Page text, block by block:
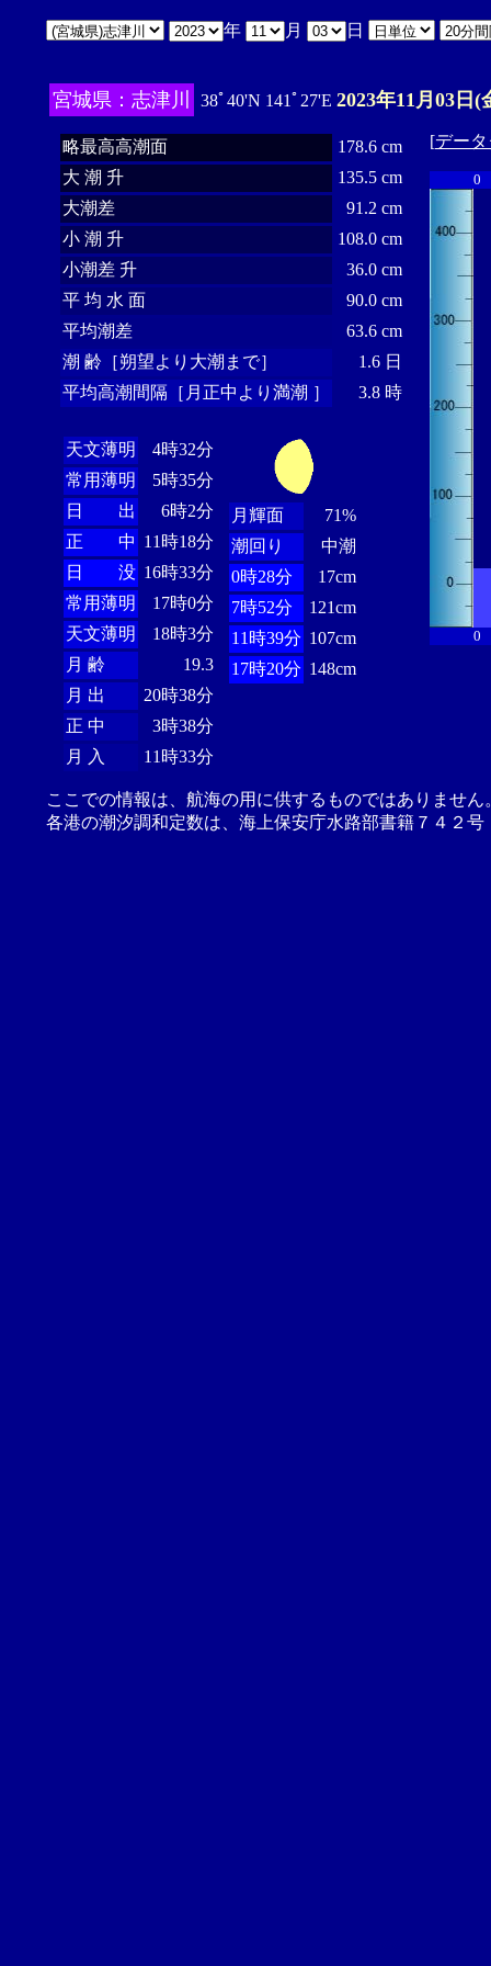
年 月 日
宮城県：志津川 38ﾟ40'N 141ﾟ27'E 2023年11月03日(
略最高高潮面
178.6 cm
大 潮 升
135.5 cm
大潮差
91.2 cm
小 潮 升
108.0 cm
小潮差 升
36.0 cm
平 均 水 面
90.0 cm
平均潮差
63.6 cm
潮 齢［朔望より大潮まで］
1.6 日
平均高潮間隔［月正中より満潮 ］
3.8 時
天文薄明
4時32分
常用薄明
5時35分
日 出
6時2分
正 中 11時18分
日 没 16時33分
常用薄明
17時0分
天文薄明
18時3分
月 齢
19.3
月 出
20時38分
正 中
3時38分
月 入
11時33分
月輝面
71%
潮回り
中潮
0時28分
17cm
7時52分
121cm
11時39分 107cm
17時20分 148cm
[デー
0
0
ここでの情報は、航海の用に供するものではありませ
各港の潮汐調和定数は、海上保安庁水路部書籍７４２